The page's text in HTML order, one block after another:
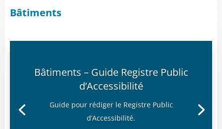
Bâtiments
Bâtiments – Guide Registre Public
d’Accessibilité
Guide pour rédiger le Registre Public
d’Accessibilité.